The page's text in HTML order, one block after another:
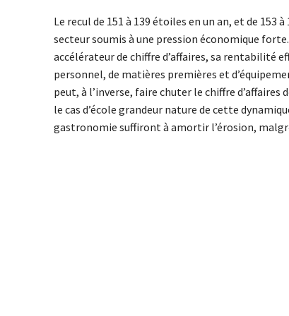
Le recul de 151 à 139 étoiles en un an, et de 153
secteur soumis à une pression économique
accélérateur de chiffre d’affaires, sa rentabilité
personnel, de matières premières et
peut, à l’inverse, faire chuter le chiffre d’affaires
le cas d’école grandeur nature de cette
gastronomie suffiront à amortir l’érosion,